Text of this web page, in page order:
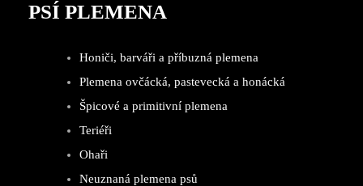
PSÍ PLEMENA
Honiči, barváři a příbuzná plemena
Plemena ovčácká, pastevecká a honácká
Špicové a primitivní plemena
Teriéři
Ohaři
Neuznaná plemena psů